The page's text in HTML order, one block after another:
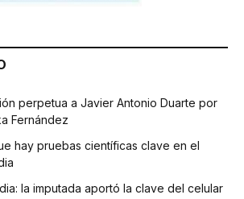
perpetua a Javier Antonio Duarte por
Fernández
hay pruebas científicas clave en el
la imputada aportó la clave del celular